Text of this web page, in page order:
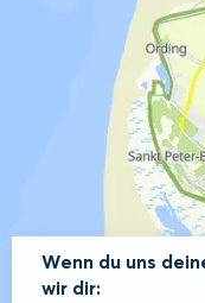
Wenn du uns
wir dir: